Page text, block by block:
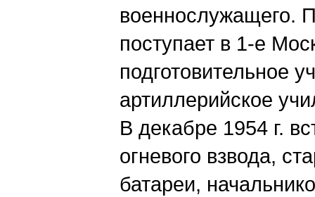
военнослужащего.
поступает в 1-е
подготовительное
артиллерийское
В декабре 1954 г.
огневого взвода,
батареи,